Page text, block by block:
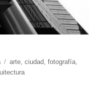
Etiquetas
arte ,ciudad ,fotografía